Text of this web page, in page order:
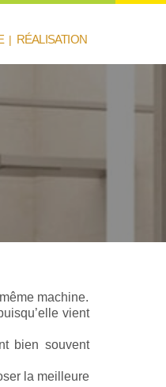
| RÉALISATION
machine.
vient
bien souvent
la meilleure